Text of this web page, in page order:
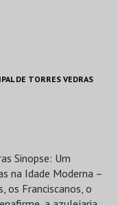
DE TORRES VEDRAS
Sinopse: Um
na Idade Moderna –
os Franciscanos, o